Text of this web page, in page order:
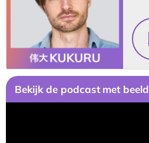
Bekijk de podcast met beeld